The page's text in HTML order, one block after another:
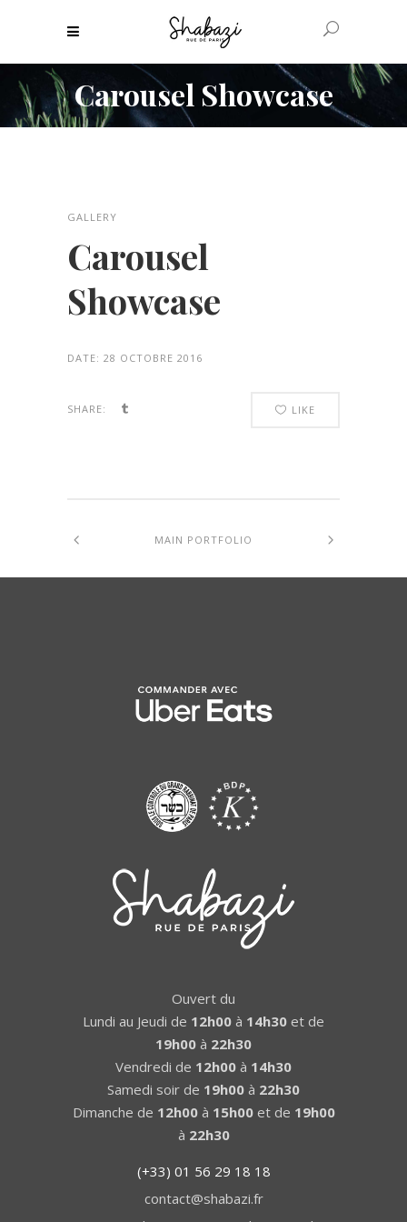
Carousel Showcase
GALLERY
Carousel
Showcase
DATE: 28 OCTOBRE 2016
SHARE: LIKE
MAIN PORTFOLIO
Ouvert du
Lundi au Jeudi de 12h00 à 14h30 et de
19h00 à 22h30
Vendredi de 12h00 à 14h30
Samedi soir de 19h00 à 22h30
Dimanche de 12h00à 15h00et de 19h00
à 22h30
(+33) 01 56 29 18 18
contact@shabazi.fr